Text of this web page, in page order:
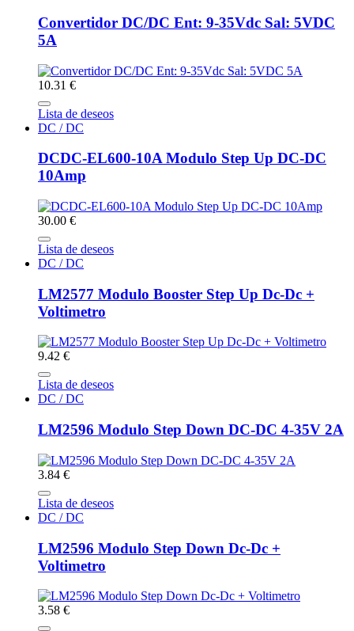
Convertidor DC/DC Ent: 9-35Vdc Sal: 5VDC
5A
10.31 €
Lista de deseos
DC / DC
DCDC-EL600-10A Modulo Step Up DC-DC
10Amp
30.00 €
Lista de deseos
DC / DC
LM2577 Modulo Booster Step Up Dc-Dc +
Voltimetro
9.42 €
Lista de deseos
DC / DC
LM2596 Modulo Step Down DC-DC 4-35V 2A
3.84 €
Lista de deseos
DC / DC
LM2596 Modulo Step Down Dc-Dc +
Voltimetro
3.58 €